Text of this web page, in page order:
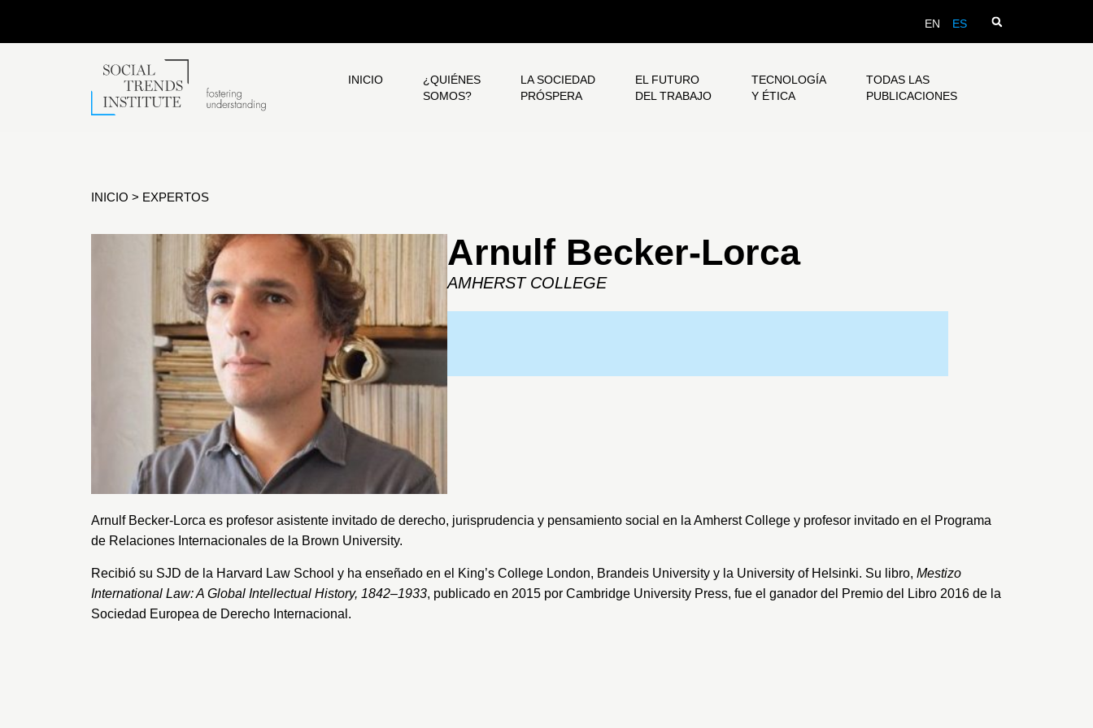
EN ES
INICIO
¿QUIÉNES
SOMOS?
LA SOCIEDAD
PRÓSPERA
EL FUTURO
DEL TRABAJO
TECNOLOGÍA
Y ÉTICA
TODAS LAS
PUBLICACIONES
INICIO > EXPERTOS
Arnulf Becker-Lorca
AMHERST COLLEGE
Arnulf Becker-Lorca es profesor asistente invitado de derecho, jurisprudencia y pensamiento social en la Amherst College y profesor invitado en el Programa
de Relaciones Internacionales de la Brown University.
Recibió su SJD de la Harvard Law School y ha enseñado en el King’s College London, Brandeis University y la University of Helsinki. Su libro, Mestizo
International Law: A Global Intellectual History, 1842–1933, publicado en 2015 por Cambridge University Press, fue el ganador del Premio del Libro 2016 de la
Sociedad Europea de Derecho Internacional.